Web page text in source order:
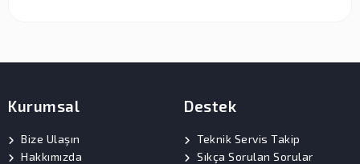
Kurumsal
Bize Ulaşın
Hakkımızda
Destek
Teknik Servis Takip
Sıkça Sorulan Sorular